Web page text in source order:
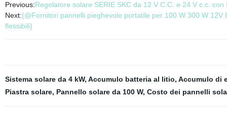
Previous:Regolatore solare SERIE SKC da 12 V C.C. e 24 V c.c.
Next:{@Fornitori pannelli pieghevole portatile per 100 W 300 W
flessibili}
Sistema solare da 4 kW, Accumulo batteria al litio, Accumulo di
Piastra solare, Pannello solare da 100 W, Costo dei pannelli